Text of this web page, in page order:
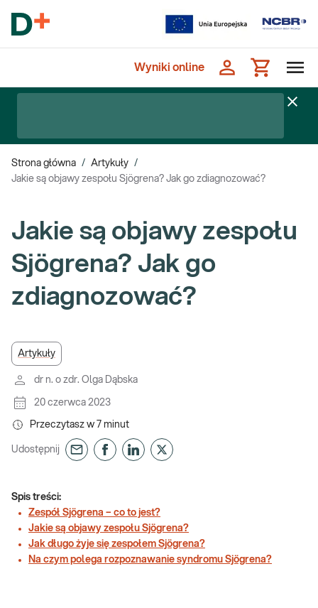
Wyniki online
Strona główna / Artykuły /
Jakie są objawy zespołu Sjögrena? Jak go zdiagnozować?
Jakie są objawy zespołu
Sjögrena? Jak go
zdiagnozować?
Artykuły
dr n. o zdr. Olga Dąbska
20 czerwca 2023
Przeczytasz w 7 minut
Udostępnij
Spis treści:
Zespół Sjögrena – co to jest?
Jakie są objawy zespołu Sjögrena?
Jak długo żyje się zespołem Sjögrena?
Na czym polega rozpoznawanie syndromu Sjögrena?